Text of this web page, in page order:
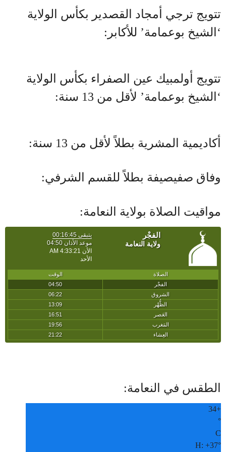
تتويج ترجي أمجاد القصدير بكأس الولاية
‘الشيخ بوعمامة’ للأكابر:
تتويج أولمبيك عين الصفراء بكأس الولاية
‘الشيخ بوعمامة’ لأقل من 13 سنة:
أكاديمية المشرية بطلاً لأقل من 13 سنة:
وفاق صفيصيفة بطلاً للقسم الشرفي:
مواقيت الصلاة بولاية النعامة:
الطقس في النعامة:
+
34
°
C
H: +37°